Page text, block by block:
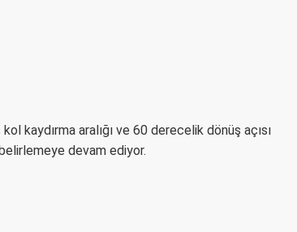
kaydırma aralığı ve 60 derecelik dönüş açısı
devam ediyor.